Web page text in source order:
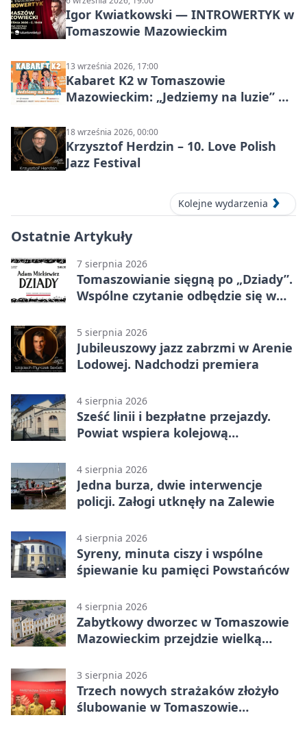
Igor Kwiatkowski — INTROWERTYK w
Tomaszowie Mazowieckim
13 września 2026, 17:00
Kabaret K2 w Tomaszowie
Mazowieckim: „Jedziemy na luzie” w
Społecznej
18 września 2026, 00:00
Krzysztof Herdzin – 10. Love Polish
Jazz Festival
Kolejne wydarzenia
Ostatnie Artykuły
7 sierpnia 2026
Tomaszowianie sięgną po „Dziady”.
Wspólne czytanie odbędzie się w
5 sierpnia 2026
Jubileuszowy jazz zabrzmi w Arenie
Lodowej. Nadchodzi premiera
4 sierpnia 2026
Sześć linii i bezpłatne przejazdy.
Powiat wspiera kolejową
4 sierpnia 2026
Jedna burza, dwie interwencje
policji. Załogi utknęły na Zalewie
4 sierpnia 2026
Syreny, minuta ciszy i wspólne
śpiewanie ku pamięci Powstańców
4 sierpnia 2026
Zabytkowy dworzec w Tomaszowie
Mazowieckim przejdzie wielką
wykonawcy
3 sierpnia 2026
Trzech nowych strażaków złożyło
ślubowanie w Tomaszowie